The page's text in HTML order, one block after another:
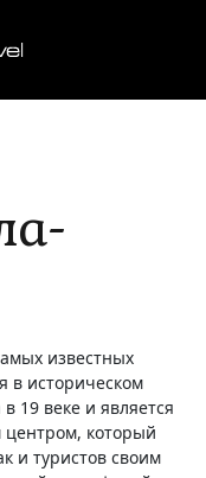
известных
в историческом
19 веке и является
который
и туристов своим